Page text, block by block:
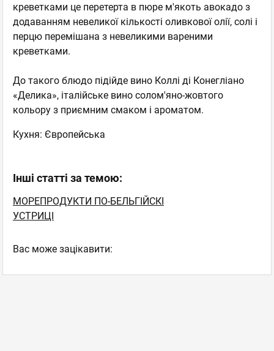
креветками це перетерта в пюре м'якоть авокадо з
додаванням невеликої кількості оливкової олії, солі і
перцю перемішана з невеликими вареними
креветками.
До такого блюдо підійде вино Коллі ді Конегліано
«Делика», італійське вино солом'яно-жовтого
кольору з приємним смаком і ароматом.
Кухня: Європейська
Інші статті за темою:
МОРЕПРОДУКТИ ПО-БЕЛЬГІЙСКІ
УСТРИЦІ
Вас може зацікавити: